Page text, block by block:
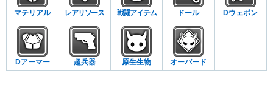
マテリアル レアリソース 戦闘アイテム ドール Dウェポン
Dアーマー 超兵器 原生生物 オーバード